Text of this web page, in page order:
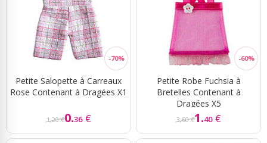
Petite Salopette à Carreaux
Rose Contenant à Dragées X1
1,20 €0.36 €
Petite Robe Fuchsia à
Bretelles Contenant à
Dragées X5
3,50 €1.40 €